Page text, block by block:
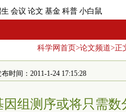
会议 论文 基金 科普 小白鼠
科学网首页>论文频道>正
时间：2011-1-24 17:15:28
因组测序或将只需数